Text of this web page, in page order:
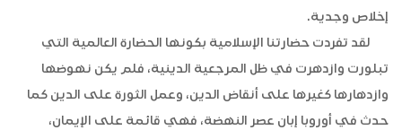
إخلاص وجدية.
لقد تفردت حضارتنا الإسلامية بكونها الحضارة العالمية التي
تبلورت وازدهرت في ظل المرجعية الدينية، فلم يكن نهوضها
وازدهارها كغيرها على أنقاض الدين، وعمل الثورة على الدين كما
حدث في أوروبا إبان عصر النهضة، فهي قائمة على الإيمان،